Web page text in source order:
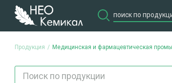
Продукция Медицинская и фармацевтическая